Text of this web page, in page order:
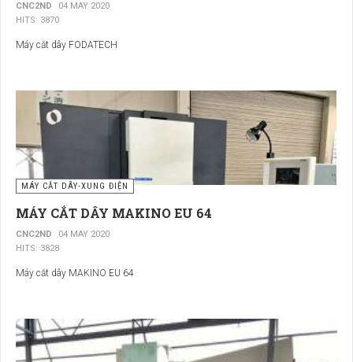
CNC2ND
04 MAY 2020
HITS: 3870
Máy cắt dây FODATECH
MÁY CẮT DÂY-XUNG ĐIỆN
MÁY CẮT DÂY MAKINO EU 64
CNC2ND
04 MAY 2020
HITS: 3828
Máy cắt dây MAKINO EU 64